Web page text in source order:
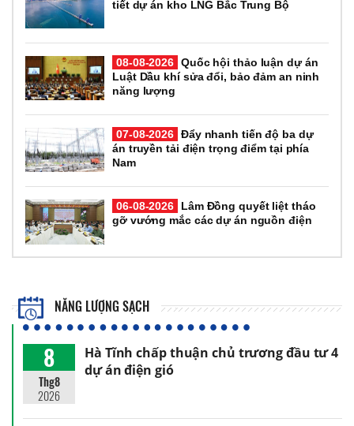
tiết dự án kho LNG Bắc Trung Bộ
08-08-2026 Quốc hội thảo luận dự án
Luật Dầu khí sửa đổi, bảo đảm an ninh
năng lượng
07-08-2026 Đẩy nhanh tiến độ ba dự
án truyền tải điện trọng điểm tại phía
Nam
06-08-2026
Lâm Đồng quyết liệt tháo
gỡ vướng mắc các dự án nguồn điện
NĂNG LƯỢNG SẠCH
8
Thg8
2026
Hà Tĩnh chấp thuận chủ trương đầu tư 4
dự án điện gió